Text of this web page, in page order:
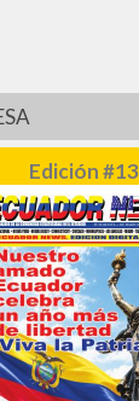
Edición